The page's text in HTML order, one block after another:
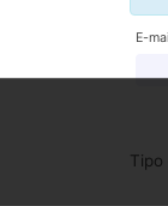
E-
Tipo